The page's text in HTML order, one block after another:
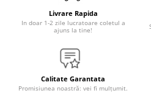
Iluminat Auto
Semnalizari
Accesorii LED
Livrare Rapida
In doar 1-2 zile lucratoare coletul a
ajuns la tine!
Calitate Garantata
Promisiunea noastră: vei fi mulțumit.